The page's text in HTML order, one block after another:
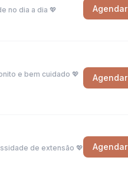
no dia a dia 💖 Agendar
e bem cuidado 💖
Agendar
de extensão 💖 Agendar